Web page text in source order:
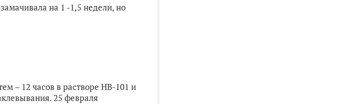
на 1 -1,5 недели, но
– 12 часов в растворе НВ-101 и
25 февраля